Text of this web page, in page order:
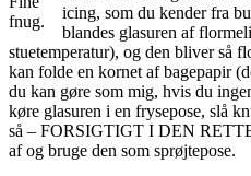
fnug.
icing, som du kender fra
blandes glasuren af
stuetemperatur), og den bliver så
kan folde en kornet af bagepapir
du kan gøre som mig, hvis du
køre glasuren i en frysepose, slå
så – FORSIGTIGT I DEN
af og bruge den som sprøjtepose.